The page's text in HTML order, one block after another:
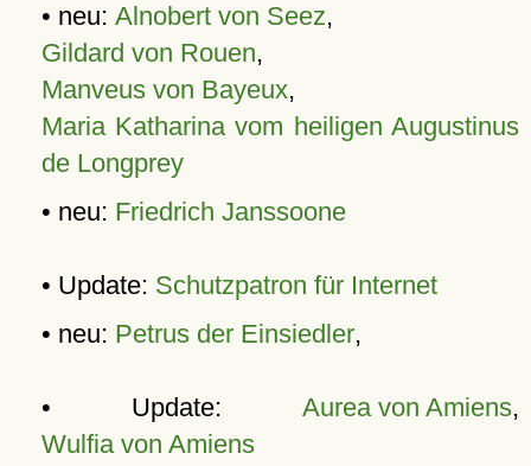
• neu: Alnobert von Seez,
Gildard von Rouen,
Manveus von Bayeux,
Maria Katharina vom heiligen Augustinus
de Longprey
• neu: Friedrich Janssoone
• Update: Schutzpatron für Internet
• neu: Petrus der Einsiedler,
• Update: Aurea von Amiens,
Wulfia von Amiens